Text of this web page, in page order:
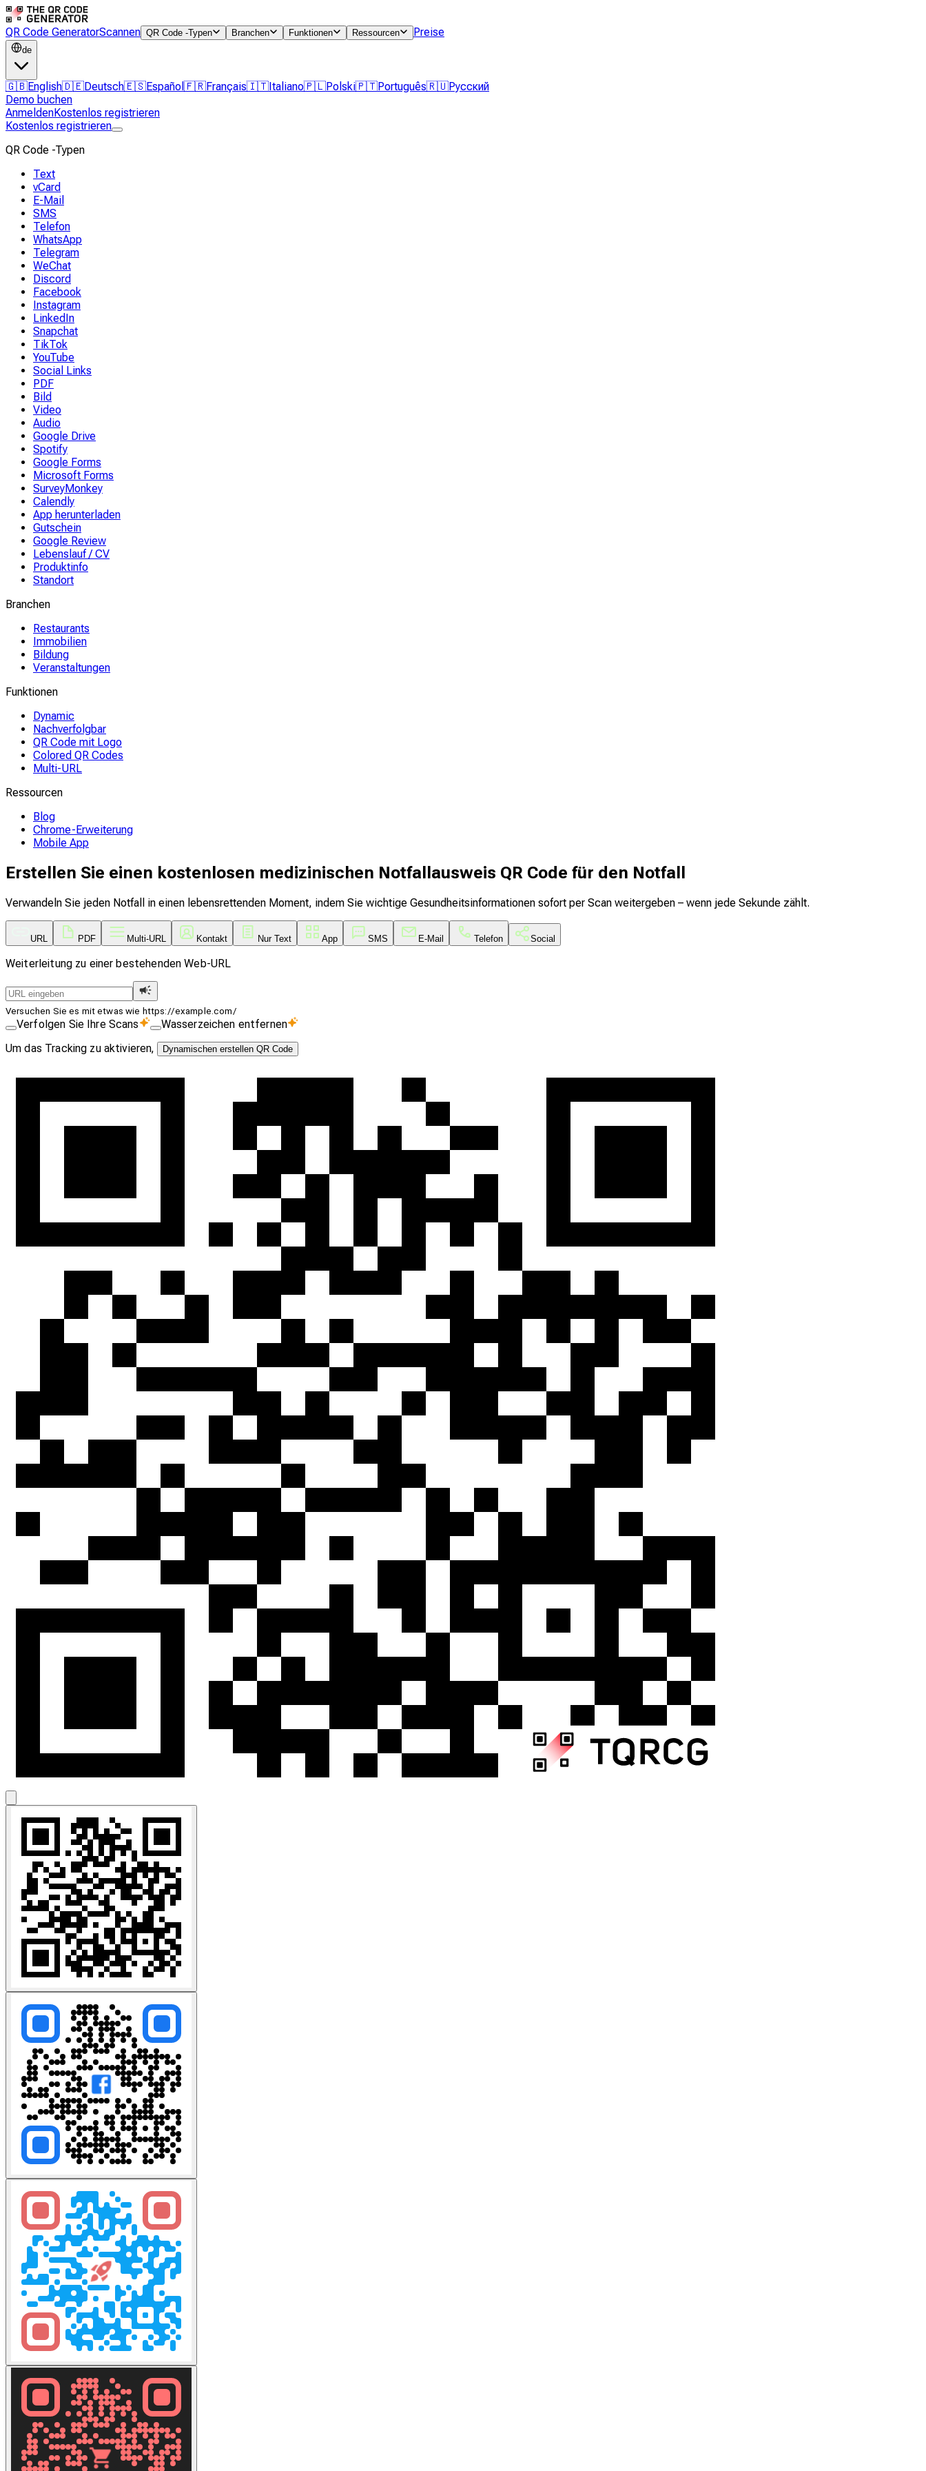
QR Code GeneratorScannen QR Code -Typen Branchen Funktionen Ressourcen Preise
de
🇬🇧English🇩🇪Deutsch🇪🇸Español 🇫🇷Français🇮🇹Italiano🇵🇱Polski🇵🇹Português🇷🇺Русский
Demo buchen
AnmeldenKostenlos registrieren
Kostenlos registrieren
QR Code -Typen
Text
vCard
E-Mail
SMS
Telefon
WhatsApp
Telegram
WeChat
Discord
Facebook
Instagram
LinkedIn
Snapchat
TikTok
YouTube
Social Links
PDF
Bild
Video
Audio
Google Drive
Spotify
Google Forms
Microsoft Forms
SurveyMonkey
Calendly
App herunterladen
Gutschein
Google Review
Lebenslauf / CV
Produktinfo
Standort
Branchen
Restaurants
Immobilien
Bildung
Veranstaltungen
Funktionen
Dynamic
Nachverfolgbar
QR Code mit Logo
Colored QR Codes
Multi-URL
Ressourcen
Blog
Chrome-Erweiterung
Mobile App
Erstellen Sie einen kostenlosen medizinischen Notfallausweis QR Code für den Notfall
Verwandeln Sie jeden Notfall in einen lebensrettenden Moment, indem Sie wichtige Gesundheitsinformationen sofort per Scan weitergeben – wenn jede Sekunde zählt.
URL PDF Multi-URL Kontakt Nur Text App SMS E-Mail Telefon Social
Weiterleitung zu einer bestehenden Web-URL
Versuchen Sie es mit etwas wie https://example.com/
Verfolgen Sie Ihre Scans
Wasserzeichen entfernen
Um das Tracking zu aktivieren,
Dynamischen erstellen QR Code